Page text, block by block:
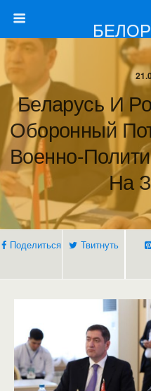
Беларусь И
Оборонный
Военно-
На
Поделиться Твитнуть